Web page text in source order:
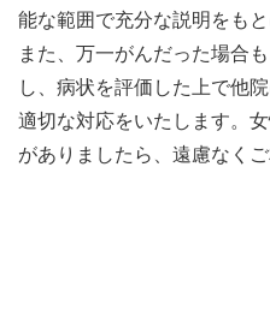
能な範囲で充分な説明をも
また、万一がんだった場合
し、病状を評価した上で他
適切な対応をいたします。
がありましたら、遠慮なくご